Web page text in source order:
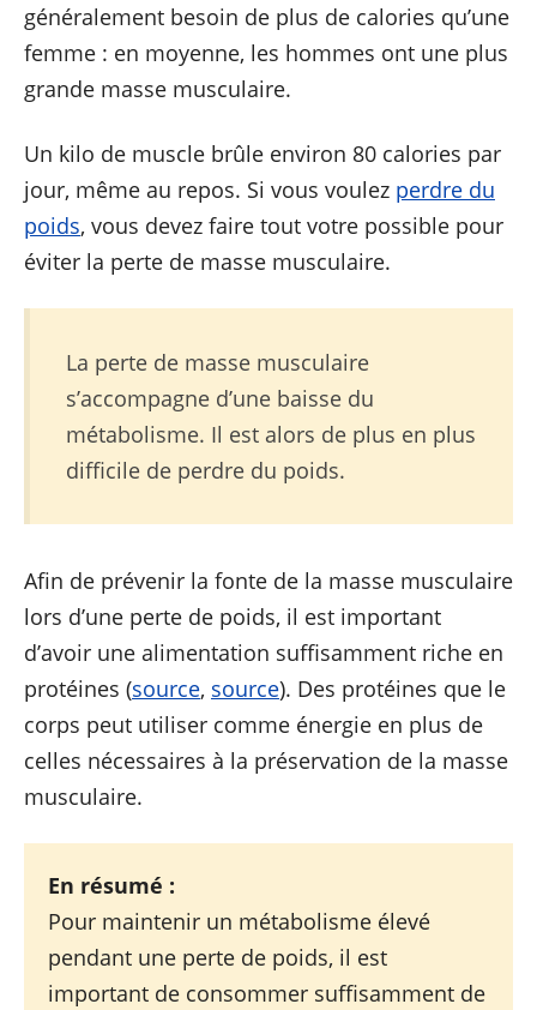
généralement besoin de plus de calories qu’une
femme : en moyenne, les hommes ont une plus
grande masse musculaire.
Un kilo de muscle brûle environ 80 calories par
jour, même au repos. Si vous voulez perdre du
poids, vous devez faire tout votre possible pour
éviter la perte de masse musculaire.
La perte de masse musculaire
s’accompagne d’une baisse du
métabolisme. Il est alors de plus en plus
difficile de perdre du poids.
Afin de prévenir la fonte de la masse musculaire
lors d’une perte de poids, il est important
d’avoir une alimentation suffisamment riche en
protéines (source, source). Des protéines que le
corps peut utiliser comme énergie en plus de
celles nécessaires à la préservation de la masse
musculaire.
En résumé :
Pour maintenir un métabolisme élevé
pendant une perte de poids, il est
important de consommer suffisamment de